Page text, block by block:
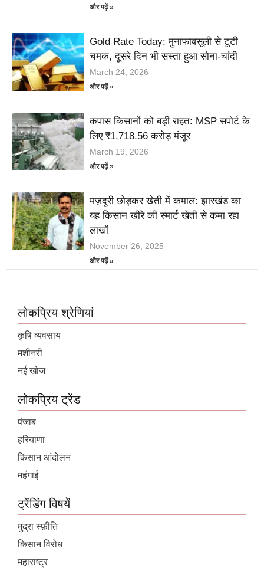
और पढ़ें »
Gold Rate Today: मुनाफावसूली से टूटी
चमक, दूसरे दिन भी सस्ता हुआ सोना-चांदी
March 24, 2026
और पढ़ें »
कपास किसानों को बड़ी राहत: MSP सपोर्ट के
लिए ₹1,718.56 करोड़ मंजूर
March 19, 2026
और पढ़ें »
मज़दूरी छोड़कर खेती में कमाल: झारखंड का
यह किसान खीरे की स्मार्ट खेती से कमा रहा
लाखों
November 26, 2025
और पढ़ें »
लोकप्रिय श्रेणियां
कृषि व्यवसाय
मशीनरी
नई खोज
लोकप्रिय ट्रेंड
पंजाब
हरियाणा
किसान आंदोलन
महंगाई
ट्रेंडिंग विषयें
मुद्रा स्फ़ीति
किसान विरोध
महाराष्ट्र